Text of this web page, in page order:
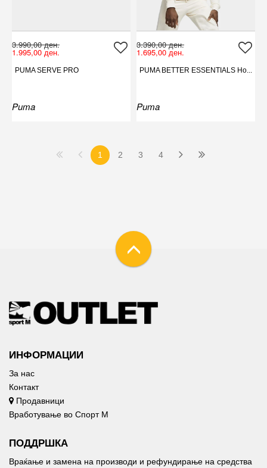
3.990,00 ден.
1.995,00 ден.
PUMA SERVE PRO
Puma
3.390,00 ден.
1.695,00 ден.
PUMA BETTER ESSENTIALS Ho...
Puma
1 2 3 4
ИНФОРМАЦИИ
За нас
Контакт
Продавници
Вработување во Спорт М
ПОДДРШКА
Враќање и замена на производи и рефундирање на средства